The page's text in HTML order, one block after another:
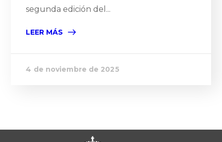
segunda edición del...
LEER MÁS
4 de noviembre de 2025